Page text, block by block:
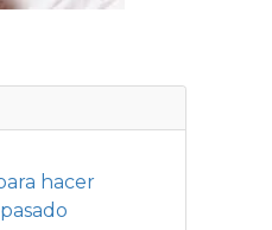
hacer